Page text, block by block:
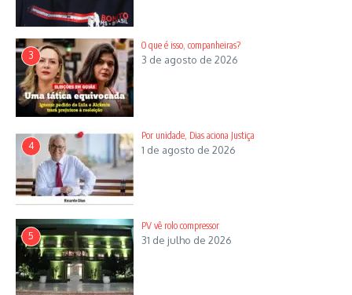
3
O que é isso, companheiras?
3 de agosto de 2026
4
Por unidade, Dias aciona Justiça
1 de agosto de 2026
5
PV vê rolo compressor
31 de julho de 2026